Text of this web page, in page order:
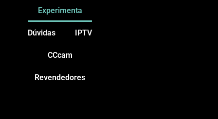
Experimenta
Dúvidas IPTV
CCcam
Revendedores